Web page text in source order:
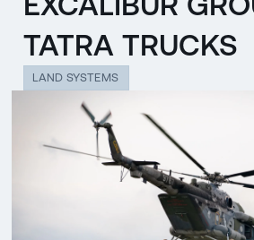
TATRA TRUCKS
LAND SYSTEMS